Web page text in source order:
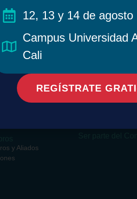
el Consorcio
Visión
Básico
Opcionales
y Aliados
12, 13 y 14 de agosto
Campus Universidad
Cali
REGÍSTRATE